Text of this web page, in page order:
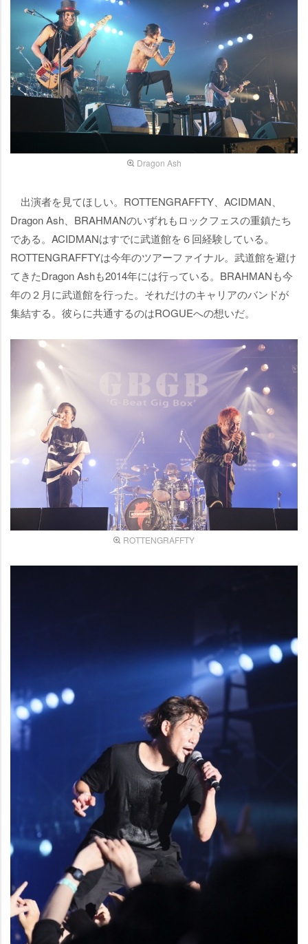
Dragon Ash
出演者を見てほしい。ROTTENGRAFFTY、ACIDMAN、
Dragon Ash、BRAHMANのいずれもロックフェスの重鎮たち
である。ACIDMANはすでに武道館を６回経験している。
ROTTENGRAFFTYは今年のツアーファイナル。武道館を避け
てきたDragon Ashも2014年には行っている。BRAHMANも今
年の２月に武道館を行った。それだけのキャリアのバンドが
集結する。彼らに共通するのはROGUEへの想いだ。
ROTTENGRAFFTY